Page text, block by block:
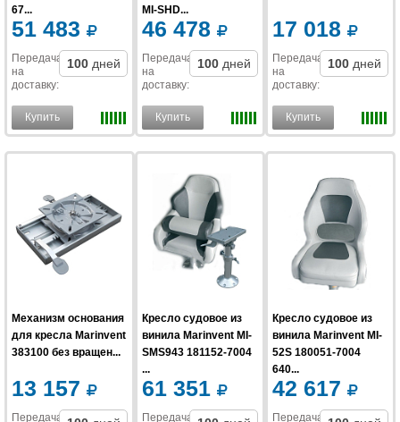
67...
51 483
Передача
на
доставку:
100 дней
Купить
MI-SHD...
46 478
Передача
на
доставку:
100 дней
Купить
17 018
Передача
на
доставку:
100 дней
Купить
Механизм основания
для кресла Marinvent
383100 без вращен...
13 157
Передача
Кресло судовое из
винила Marinvent MI-
SMS943 181152-7004
...
61 351
Передача
Кресло судовое из
винила Marinvent MI-
52S 180051-7004
640...
42 617
Передача